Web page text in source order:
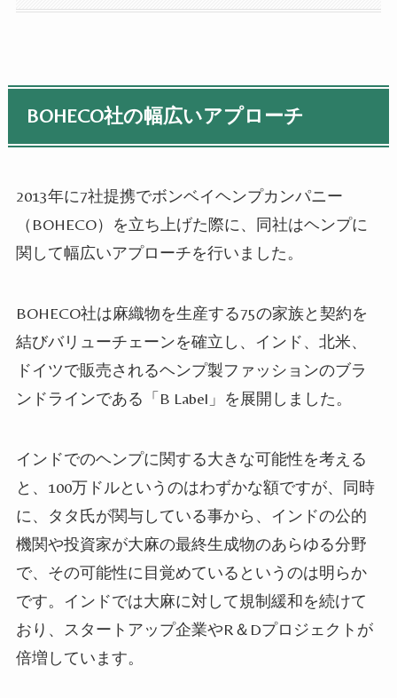
BOHECO社の幅広いアプローチ
2013年に7社提携でボンベイヘンプカンパニー
（BOHECO）を立ち上げた際に、同社はヘンプに
関して幅広いアプローチを行いました。
BOHECO社は麻織物を生産する75の家族と契約を
結びバリューチェーンを確立し、インド、北米、
ドイツで販売されるヘンプ製ファッションのブラ
ンドラインである「B Label」を展開しました。
インドでのヘンプに関する大きな可能性を考える
と、100万ドルというのはわずかな額ですが、
同時
に、タタ氏が関与している事から、インドの公的
機関や投資家が大麻の最終生成物のあらゆる分野
で、その可能性に目覚めているというのは明らか
です。インドでは大麻に対して規制緩和を続けて
おり、スタートアップ企業やR＆Dプロジェクトが
倍増しています。